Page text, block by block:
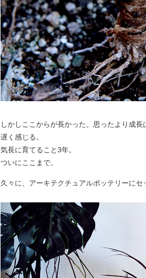
しかしここからが長かった。思ったより成
遅く感じる。
気長に育てること3年。
ついにここまで。
久々に、アーキテクチュアルポッテリーにセ